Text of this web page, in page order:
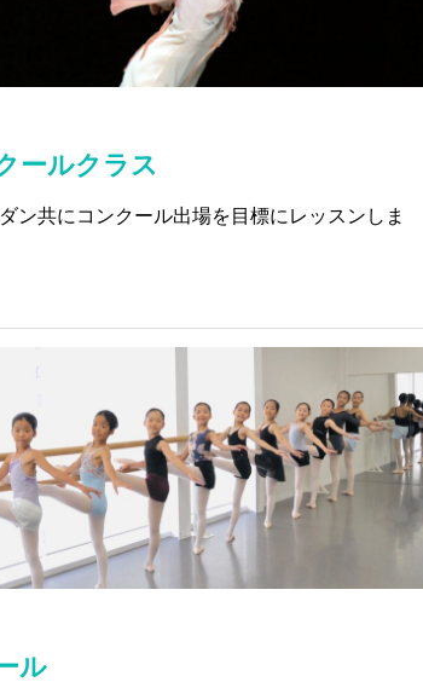
ールクラス
ン共にコンクール出場を目標にレッスンしま
ル